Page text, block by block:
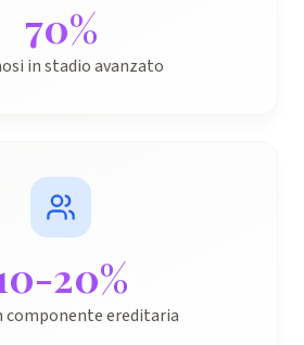
70%
in stadio avanzato
20%
componente ereditaria